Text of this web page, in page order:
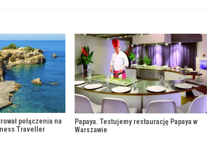
połączenia na
Traveller
Papaya. Testujemy restaurację Papaya w
Warszawie